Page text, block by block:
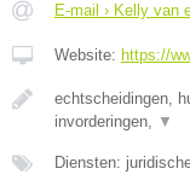
E-mail › Kelly van
Website: https://
echtscheidingen,
invorderingen, ▼
Diensten: